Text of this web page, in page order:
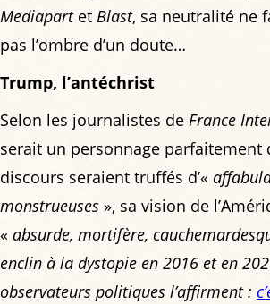
Mediapartet Blast, sa neutralité ne
pas l’ombre d’un doute…
Trump, l’antéchrist
Selon les journalistes de France
serait un personnage parfaitement
discours seraient truffés d’«
monstrueuses », sa vision de
« absurde, mortifère,
enclin à la dystopie en 2016 et en
observateurs politiques l’affirment :